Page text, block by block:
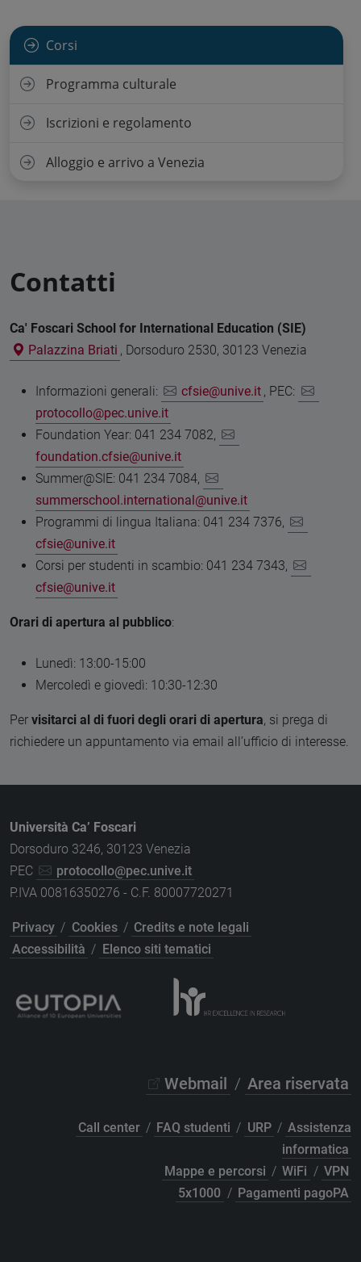
Corsi
Programma culturale
Iscrizioni e regolamento
Alloggio e arrivo a Venezia
Contatti
Ca' Foscari School for International Education (SIE)
Palazzina Briati , Dorsoduro 2530, 30123 Venezia
Informazioni generali: cfsie@unive.it , PEC:
protocollo@pec.unive.it
Foundation Year: 041 234 7082,
foundation.cfsie@unive.it
Summer@SIE: 041 234 7084,
summerschool.international@unive.it
Programmi di lingua Italiana: 041 234 7376,
cfsie@unive.it
Corsi per studenti in scambio: 041 234 7343,
cfsie@unive.it
Orari di apertura al pubblico:
Lunedì: 13:00-15:00
Mercoledì e giovedì: 10:30-12:30
Per visitarci al di fuori degli orari di apertura, si prega di
richiedere un appuntamento via email all’ufficio di interesse.
Università Ca’ Foscari
Dorsoduro 3246, 30123 Venezia
PEC
protocollo@pec.unive.it
P.IVA 00816350276 - C.F. 80007720271
Privacy / Cookies / Credits e note legali
Accessibilità / Elenco siti tematici
Webmail / Area riservata
Call center / FAQ studenti / URP / Assistenza
informatica
Mappe e percorsi / WiFi / VPN
5x1000 / Pagamenti pagoPA